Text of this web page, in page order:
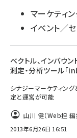
マーケティ
イベント／
ベクトル、インバウ
測定・分析ツール「
シナジーマーケティン
定と運営が可能
山川 健（Web担 編
2013年6月26日 16:51